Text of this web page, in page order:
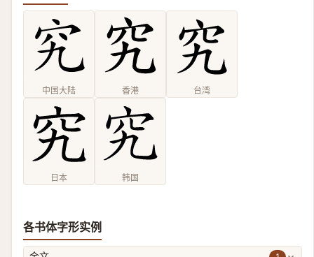
中国大陆 香港 台湾
日本 韩国
各书体字形实例